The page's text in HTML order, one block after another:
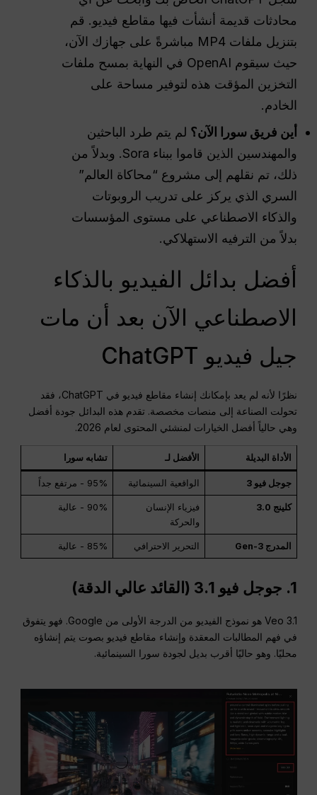
محادثات قديمة أنشأت فيها مقاطع فيديو. قم
بتنزيل ملفات MP4 مباشرةً على جهازك الآن،
حيث سيقوم OpenAI في النهاية بمسح ملفات
التخزين المؤقت هذه لتوفير مساحة على
الخادم.
أين فريق سورا الآن؟ لم يتم طرد الباحثين
والمهندسين الذين قاموا ببناء Sora. وبدلاً من
ذلك، تم نقلهم إلى مشروع “محاكاة العالم”
السري الذي يركز على تدريب الروبوتات
والذكاء الاصطناعي على مستوى المؤسسات
بدلاً من الترفيه الاستهلاكي.
أفضل بدائل الفيديو بالذكاء
الاصطناعي الآن بعد أن مات
جيل فيديو ChatGPT
نظرًا لأنه لم يعد بإمكانك إنشاء مقاطع فيديو في ChatGPT، فقد
تحولت الصناعة إلى منصات مخصصة. تقدم هذه البدائل جودة أفضل
وهي حالياً أفضل الخيارات لمنشئي المحتوى لعام 2026.
الأداة البديلة الأفضل لـ تشابه سورا
جوجل فيو 3 الواقعية السينمائية 95% - مرتفع جداً
كلينج 3.0
فيزياء الإنسان
والحركة
90% - عالية
المدرج Gen-3 التحرير الاحترافي 85% - عالية
1. جوجل فيو 3.1 (القائد عالي الدقة)
Veo 3.1 هو نموذج الفيديو من الدرجة الأولى من Google. فهو يتفوق
في فهم المطالبات المعقدة وإنشاء مقاطع فيديو بصوت يتم إنشاؤه
محليًا. وهو حاليًا أقرب بديل لجودة سورا السينمائية.